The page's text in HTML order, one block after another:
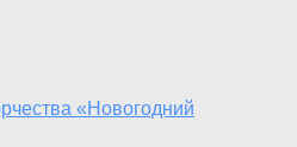
«Новогодний